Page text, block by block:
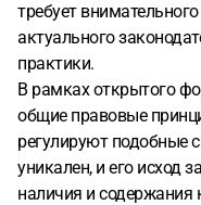
требует
актуального
практики.
В рамках открытого
общие правовые
регулируют подобные
уникален, и его исход
наличия и содержания